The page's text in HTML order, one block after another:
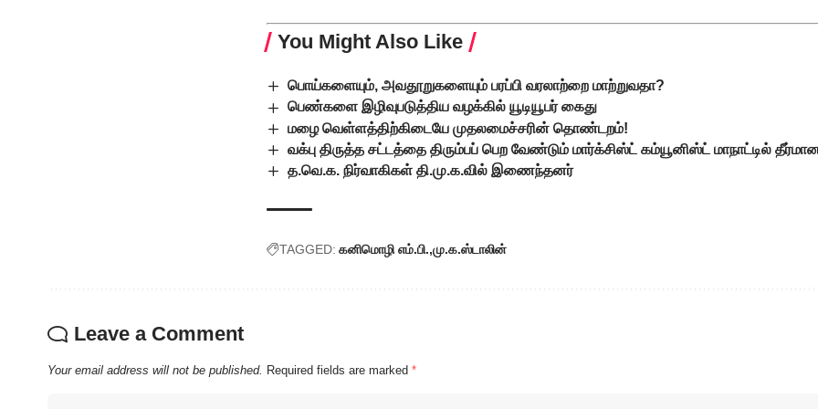
You Might Also Like
பொய்களையும், அவதூறுகளையும் பரப்பி வரலாற்றை மாற்றுவதா?
பெண்களை இழிவுபடுத்திய வழக்கில் யூடியூபர் கைது
மழை வெள்ளத்திற்கிடையே முதலமைச்சரின் தொண்டறம்!
வக்பு திருத்த சட்டத்தை திரும்பப் பெற வேண்டும் மார்க்சிஸ்ட் கம்யூனிஸ்ட் மாநாட்டில்
த.வெ.க. நிர்வாகிகள் தி.மு.க.வில் இணைந்தனர்
TAGGED: கனிமொழி எம்.பி. மு.க.ஸ்டாலின்
Leave a Comment
Your email address will not be published. Required fields are marked *